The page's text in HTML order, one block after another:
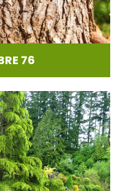
76